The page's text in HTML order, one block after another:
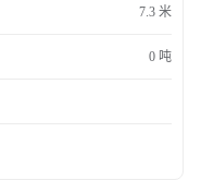
7.3 米
0 吨